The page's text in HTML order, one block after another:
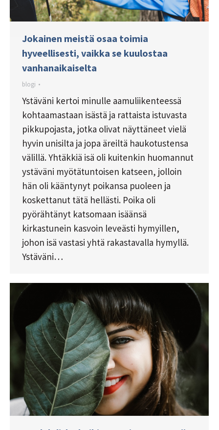
Jokainen meistä osaa toimia
hyveellisesti, vaikka se kuulostaa
vanhanaikaiselta
blogi
Ystäväni kertoi minulle aamuliikenteessä
kohtaamastaan isästä ja rattaista istuvasta
pikkupojasta, jotka olivat näyttäneet vielä
hyvin unisilta ja jopa äreiltä haukotustensa
välillä. Yhtäkkiä isä oli kuitenkin huomannut
ystäväni myötätuntoisen katseen, jolloin
hän oli kääntynyt poikansa puoleen ja
koskettanut tätä hellästi. Poika oli
pyörähtänyt katsomaan isäänsä
kirkastunein kasvoin leveästi hymyillen,
johon isä vastasi yhtä rakastavalla hymyllä.
Ystäväni…